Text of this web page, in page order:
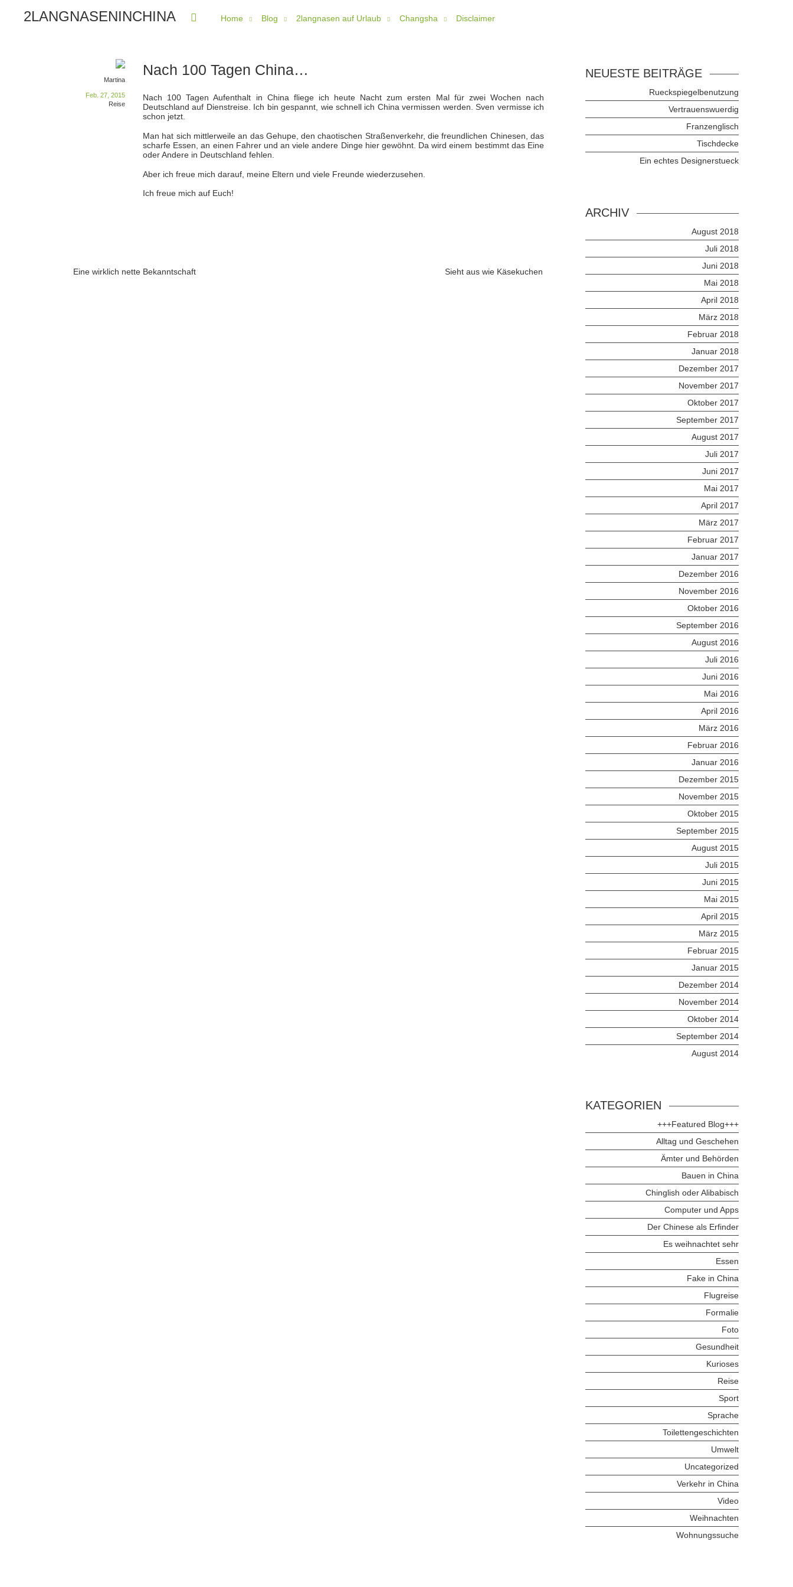
2LANGNASENINCHINA Home Blog 2langnasen auf Urlaub Changsha Disclaimer
Nach 100 Tagen China…
Martina
Feb. 27, 2015
Reise
Nach 100 Tagen Aufenthalt in China fliege ich heute Nacht zum ersten Mal für zwei Wochen nach
Deutschland auf Dienstreise. Ich bin gespannt, wie schnell ich China vermissen werden. Sven vermisse ich
schon jetzt.
Man hat sich mittlerweile an das Gehupe, den chaotischen Straßenverkehr, die freundlichen Chinesen, das
scharfe Essen, an einen Fahrer und an viele andere Dinge hier gewöhnt. Da wird einem bestimmt das Eine
oder Andere in Deutschland fehlen.
Aber ich freue mich darauf, meine Eltern und viele Freunde wiederzusehen.
Ich freue mich auf Euch!
Eine wirklich nette Bekanntschaft Sieht aus wie Käsekuchen
NEUESTE BEITRÄGE
Rueckspiegelbenutzung
Vertrauenswuerdig
Franzenglisch
Tischdecke
Ein echtes Designerstueck
ARCHIV
August 2018
Juli 2018
Juni 2018
Mai 2018
April 2018
März 2018
Februar 2018
Januar 2018
Dezember 2017
November 2017
Oktober 2017
September 2017
August 2017
Juli 2017
Juni 2017
Mai 2017
April 2017
März 2017
Februar 2017
Januar 2017
Dezember 2016
November 2016
Oktober 2016
September 2016
August 2016
Juli 2016
Juni 2016
Mai 2016
April 2016
März 2016
Februar 2016
Januar 2016
Dezember 2015
November 2015
Oktober 2015
September 2015
August 2015
Juli 2015
Juni 2015
Mai 2015
April 2015
März 2015
Februar 2015
Januar 2015
Dezember 2014
November 2014
Oktober 2014
September 2014
August 2014
KATEGORIEN
+++Featured Blog+++
Alltag und Geschehen
Ämter und Behörden
Bauen in China
Chinglish oder Alibabisch
Computer und Apps
Der Chinese als Erfinder
Es weihnachtet sehr
Essen
Fake in China
Flugreise
Formalie
Foto
Gesundheit
Kurioses
Reise
Sport
Sprache
Toilettengeschichten
Umwelt
Uncategorized
Verkehr in China
Video
Weihnachten
Wohnungssuche